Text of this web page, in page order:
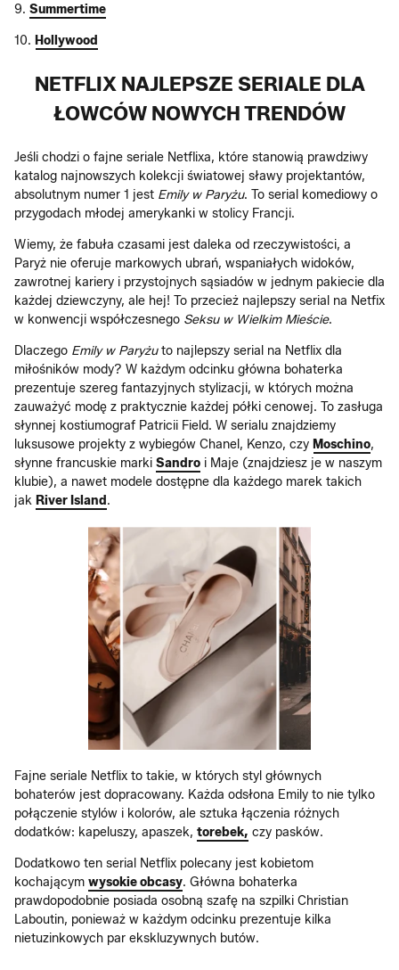
9. Summertime
10. Hollywood
NETFLIX NAJLEPSZE SERIALE DLA
ŁOWCÓW NOWYCH TRENDÓW
Jeśli chodzi o fajne seriale Netflixa, które stanowią prawdziwy
katalog najnowszych kolekcji światowej sławy projektantów,
absolutnym numer 1 jest Emily w Paryżu. To serial komediowy o
przygodach młodej amerykanki w stolicy Francji.
Wiemy, że fabuła czasami jest daleka od rzeczywistości, a
Paryż nie oferuje markowych ubrań, wspaniałych widoków,
zawrotnej kariery i przystojnych sąsiadów w jednym pakiecie dla
każdej dziewczyny, ale hej! To przecież najlepszy serial na Netfix
w konwencji współczesnego Seksu w Wielkim Mieście.
Dlaczego Emily w Paryżuto najlepszy serial na Netflix dla
miłośników mody? W każdym odcinku główna bohaterka
prezentuje szereg fantazyjnych stylizacji, w których można
zauważyć modę z praktycznie każdej półki cenowej. To zasługa
słynnej kostiumograf Patricii Field. W serialu znajdziemy
luksusowe projekty z wybiegów Chanel, Kenzo, czy Moschino,
słynne francuskie marki Sandro i Maje (znajdziesz je w naszym
klubie), a nawet modele dostępne dla każdego marek takich
jak River Island .
Fajne seriale Netflix to takie, w których styl głównych
bohaterów jest dopracowany. Każda odsłona Emily to nie tylko
połączenie stylów i kolorów, ale sztuka łączenia różnych
dodatków: kapeluszy, apaszek, torebek, czy pasków.
Dodatkowo ten serial Netflix polecany jest kobietom
kochającym wysokie obcasy. Główna bohaterka
prawdopodobnie posiada osobną szafę na szpilki Christian
Laboutin, ponieważ w każdym odcinku prezentuje kilka
nietuzinkowych par ekskluzywnych butów.